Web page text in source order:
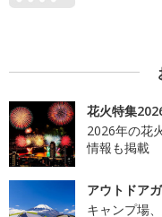
花火特集
2026年の花
情報も掲載
アウトドア
キャンプ場